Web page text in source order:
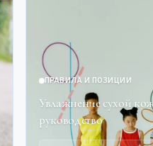
ПРАВИЛА И ПОЗИЦИИ
Увлажнение сухой
руководство